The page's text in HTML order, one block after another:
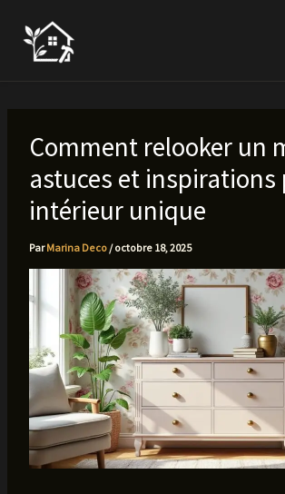
contenu
Comment relooker un
astuces et inspirations
intérieur unique
ParMarina Deco /octobre 18, 2025